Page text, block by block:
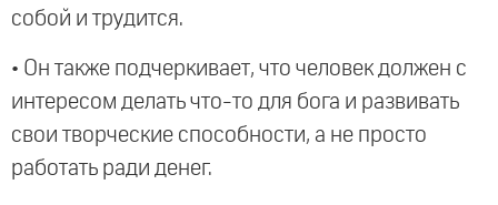
собой и трудится.
• Он также подчеркивает, что человек должен с
интересом делать что-то для бога и развивать
свои творческие способности, а не просто
работать ради денег.